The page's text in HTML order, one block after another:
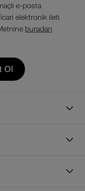
e-posta
elektronik ileti
buradan
Ol